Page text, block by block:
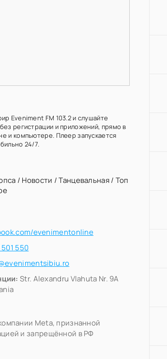
Eveniment FM 103.2 и слушайте
регистрации и приложений, прямо в
и компьютере. Плеер запускается
24/7.
/ Новости /Танцевальная/ Топ
evenimentonline
550
Str. Alexandru Vlahuta Nr. 9A
Meta, признанной
и запрещённой в РФ